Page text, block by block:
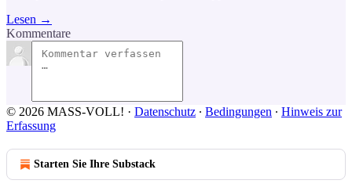
Lesen →
Kommentare
© 2026 MASS-VOLL! · Datenschutz ∙ Bedingungen ∙ Hinweis zur
Erfassung
Starten Sie Ihre Substack